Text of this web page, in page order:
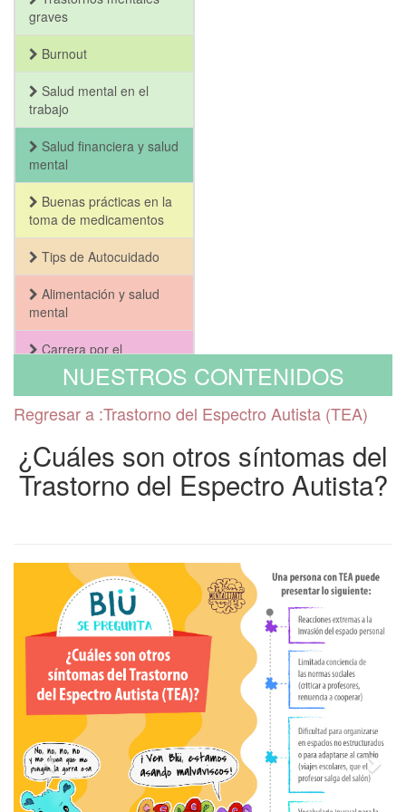
graves
Burnout
Salud mental en el
trabajo
Salud financiera y salud
mental
Buenas prácticas en la
toma de medicamentos
Tips de Autocuidado
Alimentación y salud
mental
Carrera por el
Bienestar y la Salud
Mental
Uso de pantallas y
Ejercicio y Salud Mental
Apego
Salud mental en
adultos jóvenes
Pregúntale al psiquiatra
Crianza positiva
Salud mental y
transplante
NUESTROS CONTENIDOS
Regresar a :Trastorno del Espectro Autista (TEA)
¿Cuáles son otros síntomas del
Trastorno del Espectro Autista?